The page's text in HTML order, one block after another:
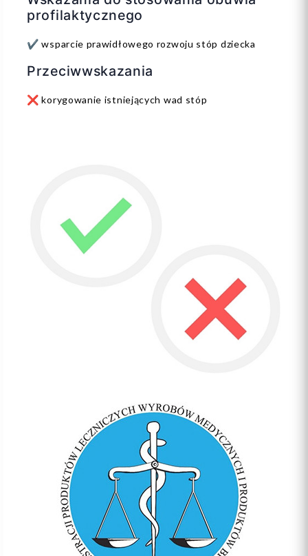
profilaktycznego
✔️ wsparcie prawidłowego rozwoju stóp dziecka
Przeciwwskazania
❌ korygowanie istniejących wad stóp